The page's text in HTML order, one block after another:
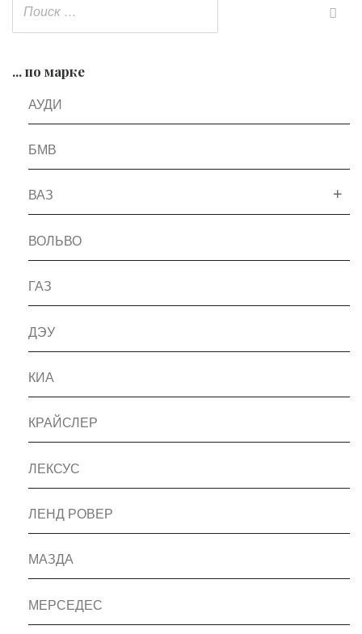
... по марке
АУДИ
БМВ
ВАЗ
ВОЛЬВО
ГАЗ
ДЭУ
КИА
КРАЙСЛЕР
ЛЕКСУС
ЛЕНД РОВЕР
МАЗДА
МЕРСЕДЕС